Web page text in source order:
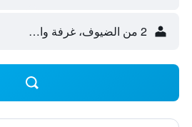
2 من الضيوف، غرفة واحدة